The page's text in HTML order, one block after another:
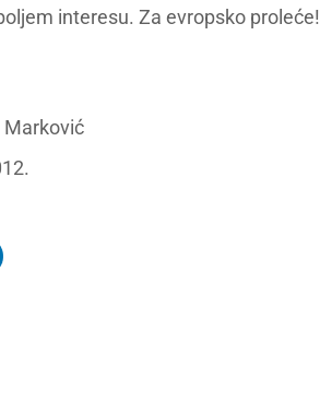
interesu. Za evropsko proleće!
Marković